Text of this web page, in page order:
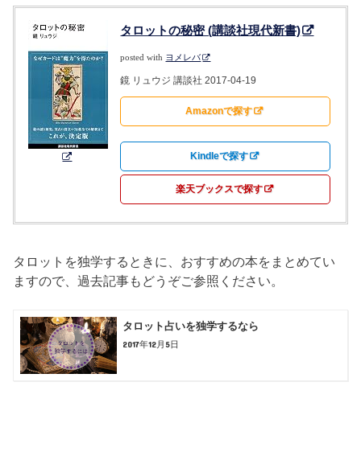
タロットの秘密 (講談社現代新書)
posted with ヨメレバ
鏡 リュウジ 講談社 2017-04-19
Amazonで探す
Kindleで探す
楽天ブックスで探す
タロットを独学するときに、おすすめの本をまとめてい
ますので、過去記事もどうぞご参照ください。
タロット占いを独学するなら
2017年12月5日